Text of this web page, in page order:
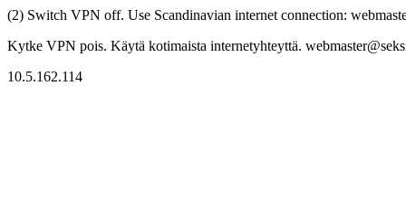
(2) Switch VPN off. Use Scandinavian internet connection:
Kytke VPN pois. Käytä kotimaista internetyhteyttä.
10.5.162.114